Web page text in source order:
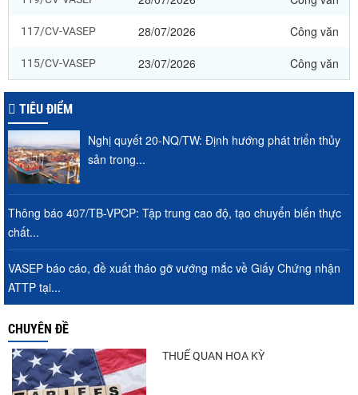
117/CV-VASEP 28/07/2026 Công văn
115/CV-VASEP 23/07/2026 Công văn
TIÊU ĐIỂM
Nghị quyết 20-NQ/TW: Định hướng phát triển thủy
sản trong...
Thông báo 407/TB-VPCP: Tập trung cao độ, tạo chuyển biến thực
chất...
VASEP báo cáo, đề xuất tháo gỡ vướng mắc về Giấy Chứng nhận
ATTP tại...
CHUYÊN ĐỀ
THUẾ QUAN HOA KỲ